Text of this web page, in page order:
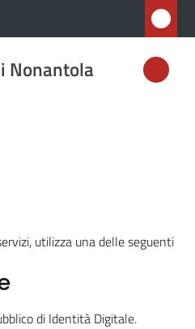
Nonantola
utilizza una delle seguenti
di Identità Digitale.